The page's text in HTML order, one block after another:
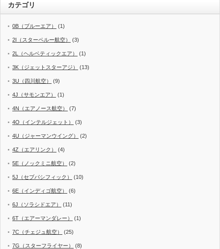
カテゴリ
0B（ブルーエア） (1)
2I（スターペルー航空） (3)
2L（ヘルベティックエア） (1)
3K（ジェットスターアジ） (13)
3U（四川航空） (9)
4J（サモンエア） (1)
4N（エアノース航空） (7)
4O（インテルジェット） (3)
4U（ジャーマンウイング） (2)
4Z（エアリンク） (4)
5E（ノックミニ航空） (2)
5J（セブパシフィック） (10)
6E（インディゴ航空） (6)
6J（ソラシドエア） (11)
6T（エアーマンダレー） (1)
7C（チェジュ航空） (25)
7G（スターフライヤー） (8)